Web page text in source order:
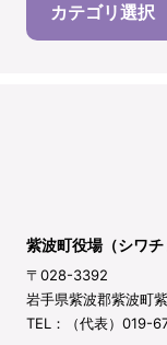
カテゴリ選択
紫波町役場（シワチ
〒028-3392
岩手県紫波郡紫波町
TEL：（代表）019-